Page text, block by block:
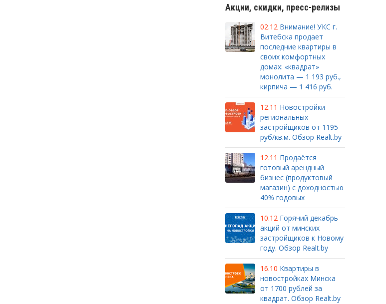
Акции, скидки, пресс-релизы
02.12 Внимание! УКС г.
Витебска продает
последние квартиры в
своих комфортных
домах: «квадрат»
монолита — 1 193 руб.,
кирпича — 1 416 руб.
12.11 Новостройки
региональных
застройщиков от 1195
руб/кв.м. Обзор Realt.by
12.11 Продаётся
готовый арендный
бизнес (продуктовый
магазин) с доходностью
40% годовых
10.12 Горячий декабрь
акций от минских
застройщиков к Новому
году. Обзор Realt.by
16.10 Квартиры в
новостройках Минска
от 1700 рублей за
квадрат. Обзор Realt.by